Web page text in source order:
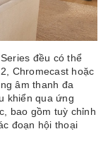
đều có thể
Chromecast hoặc
âm thanh đa
khiển qua ứng
bao gồm tuỳ chỉnh
đoạn hội thoại